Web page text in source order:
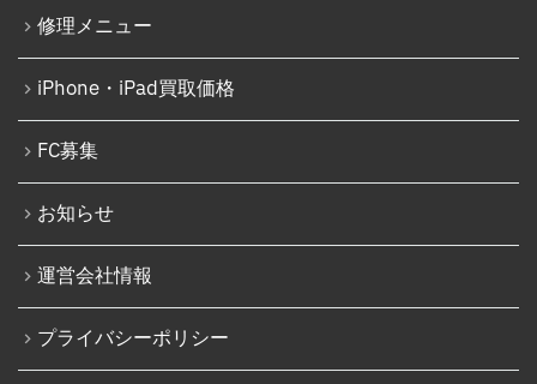
Nintendo Switch液晶画面修理交換
Nintendo Siwtch充電コネクタ修理
Nintendo Switchタッチパネル修理交換
Nintendo Switchゲームカードスロット修理
Nintendo Switch SDカードスロット修理
Nintendo Switch Joy-Con レール修理
iPhone SE（第3世代）
iPhone 14
iPhone 14 Pro
iPhone 14 Pro Max
iPhone 14 Plus
iPhone 15 Plus
iPhone 15 Pro
iPhone 15 Pro Max
修理メニュー
iPhone・iPad買取価格
FC募集
お知らせ
運営会社情報
プライバシーポリシー